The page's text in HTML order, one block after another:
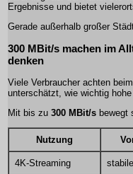
Ergebnisse und bietet
Gerade außerhalb großer
300 MBit/s machen im
denken
Viele Verbraucher achten
unterschätzt, wie wichtig
Mit bis zu 300 MBit/s bewegt
Nutzung
4K-Streaming